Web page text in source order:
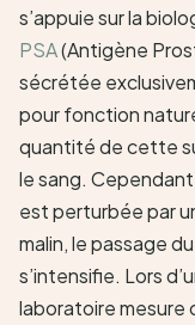
s’appuie sur la
PSA(Antigène
sécrétée
pour fonction
quantité de cette
le sang.
est perturbée par
malin, le passage
s’intensifie. Lors
laboratoire